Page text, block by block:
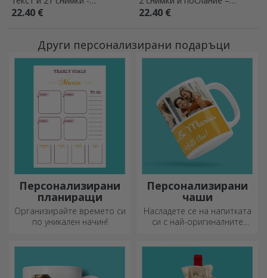
Завършване
22.40 €
Тогава и сега
22.40 €
Други персонализирани подаръци
Персонализирани
планиращи
Организирайте времето си
по уникален начин!
Персонализирани
чаши
Насладете се на напитката
си с най-оригиналните